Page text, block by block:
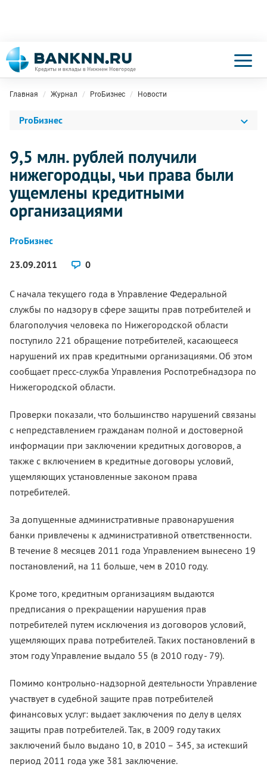
Главная Журнал ProБизнес Новости
ProБизнес
9,5 млн. рублей получили
нижегородцы, чьи права были
ущемлены кредитными
организациями
ProБизнес
23.09.2011
0
С начала текущего года в Управление Федеральной
службы по надзору в сфере защиты прав потребителей и
благополучия человека по Нижегородской области
поступило 221 обращение потребителей, касающееся
нарушений их прав кредитными организациями. Об этом
сообщает пресс-служба Управления Роспотребнадзора по
Нижегородской области.
Проверки показали, что большинство нарушений связаны
с непредставлением гражданам полной и достоверной
информации при заключении кредитных договоров, а
также с включением в кредитные договоры условий,
ущемляющих установленные законом права
потребителей.
За допущенные административные правонарушения
банки привлечены к административной ответственности.
В течение 8 месяцев 2011 года Управлением вынесено 19
постановлений, на 11 больше, чем в 2010 году.
Кроме того, кредитным организациям выдаются
предписания о прекращении нарушения прав
потребителей путем исключения из договоров условий,
ущемляющих права потребителей. Таких постановлений в
этом году Управление выдало 55 (в 2010 году - 79).
Помимо контрольно-надзорной деятельности Управление
участвует в судебной защите прав потребителей
финансовых услуг: выдает заключения по делу в целях
защиты прав потребителей. Так, в 2009 году таких
заключений было выдано 10, в 2010 – 345, за истекший
период 2011 года уже 381 заключение.